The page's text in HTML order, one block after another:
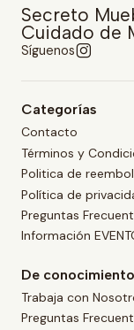
Secreto
Cuidado de
Síguenos
Categorías
Contacto
Términos y
Politica de
Política de
Preguntas
Información
De conocimiento
Trabaja con
Preguntas